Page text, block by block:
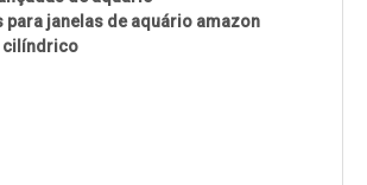
para janelas de aquário amazon
cilíndrico